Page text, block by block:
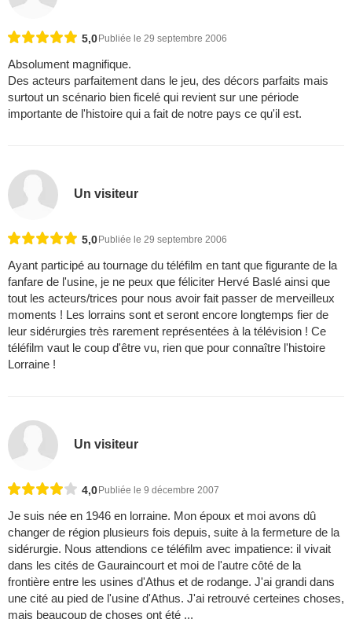
5,0 Publiée le 29 septembre 2006
Absolument magnifique.
Des acteurs parfaitement dans le jeu, des décors parfaits mais
surtout un scénario bien ficelé qui revient sur une période
importante de l'histoire qui a fait de notre pays ce qu'il est.
Un visiteur
5,0 Publiée le 29 septembre 2006
Ayant participé au tournage du téléfilm en tant que figurante de la
fanfare de l'usine, je ne peux que féliciter Hervé Baslé ainsi que
tout les acteurs/trices pour nous avoir fait passer de merveilleux
moments ! Les lorrains sont et seront encore longtemps fier de
leur sidérurgies très rarement représentées à la télévision ! Ce
téléfilm vaut le coup d'être vu, rien que pour connaître l'histoire
Lorraine !
Un visiteur
4,0 Publiée le 9 décembre 2007
Je suis née en 1946 en lorraine. Mon époux et moi avons dû
changer de région plusieurs fois depuis, suite à la fermeture de la
sidérurgie. Nous attendions ce téléfilm avec impatience: il vivait
dans les cités de Gauraincourt et moi de l'autre côté de la
frontière entre les usines d'Athus et de rodange. J'ai grandi dans
une cité au pied de l'usine d'Athus. J'ai retrouvé certeines choses,
mais beaucoup de choses ont été ...